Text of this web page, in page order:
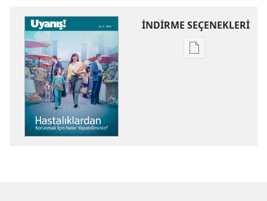
İNDİRME SEÇENEKLERİ
Dijital